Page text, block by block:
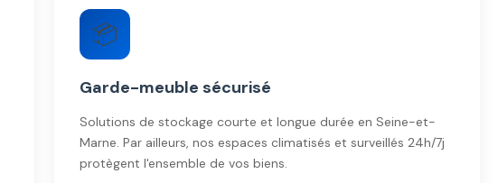
📦
Garde-meuble sécurisé
Solutions de stockage courte et longue durée en Seine-et-
Marne. Par ailleurs, nos espaces climatisés et surveillés 24h/7j
protègent l'ensemble de vos biens.